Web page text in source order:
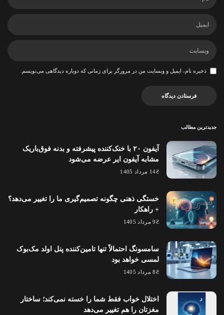
ذخیره نام، ایمیل و وبسایت من در مرورگر برای زمانی که دوباره دیدگاهی می‌نویسم.
جدیدترین مطالب
آیفون ۲۰ با خنک‌کننده پیشرفته و بدنه فوق‌باریک
مشابه آیفون ایر عرضه می‌شود
14 مرداد 1405
خستگی ذهنی چگونه تصمیم‌گیری ما را تغییر می‌دهد؟
+ راهکار
9 مرداد 1405
سامسونگ احتمالاً تنها تامین‌کننده پنل اولد مک‌بوک
لمسی خواهد بود
8 مرداد 1405
اختلال خواب فقط شما را خسته نمی‌کند؛ ساختار
مغزتان را هم تغییر می‌دهد